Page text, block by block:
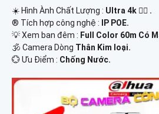
☀️ Hình Ành Chất Lượng : Ultra 4k 👍🏾 .
®️ Tích hợp công nghệ :
IP POE.
💡 Xem ban đêm : Full Color 60m Có
🕉️ Camera Dòng Thân Kim loại.
️💮 Ưu Điểm : Chống Nước.